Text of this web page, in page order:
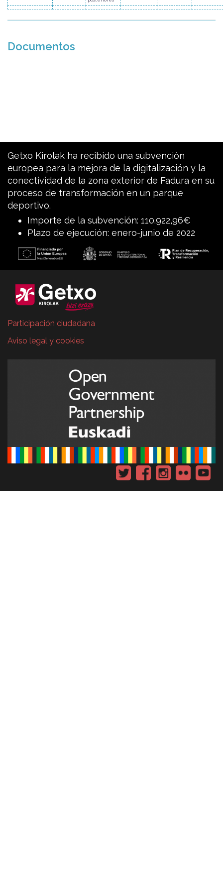
Documentos
Getxo Kirolak ha recibido una subvención
europea para la mejora de la digitalización y la
conectividad de la zona exterior de Fadura en su
proceso de transformación en un parque
deportivo.
Importe de la subvención: 110.922,96€
Plazo de ejecución: enero-junio de 2022
Participación ciudadana
Aviso legal y cookies